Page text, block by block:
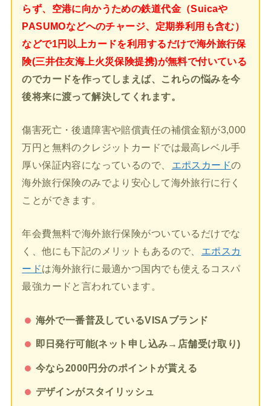
らず、空港に向かうための鉄道代金（Suicaや
PASUMOなどへのチャージ、定期券利用も含む）
などで1円以上カードを利用するだけで海外旅行保
険(三井住友海上火災保険提携)が無料で付いている
のでカードを作ってしまえば、これらの悩みを今
後将来に渡って解決してくれます。
傷害死亡・後遺障害や賠償責任の補償金額が3,000
万円と無料のクレジットカードでは最高レベル手
厚い保証内容になっているので、
エポスカードの
海外旅行保険のみでより安心して海外旅行に行く
ことができます。
年会費無料で海外旅行保険がついているだけでな
く、他にも下記のメリットもあるので、
エポスカ
ードは海外旅行に最適かつ国内でも使えるコスパ
最強カードと言われています。
海外で一番普及しているVISAブランド
即日発行可能(ネット申し込み→店舗受け取り)
今なら2000円分のポイントが貰える
デザインがスタイリッシュ